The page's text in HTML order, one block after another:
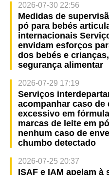
2026-07-30 22:56
Medidas de
pó para bebés
internacionais
envidam esforços
dos bebés e
segurança alimentar
2026-07-29 17:19
Serviços
acompanhar caso de
excessivo em
marcas de leite em
nenhum caso de
chumbo detectado
2026-07-25 20:37
ISAF e IAM apelam